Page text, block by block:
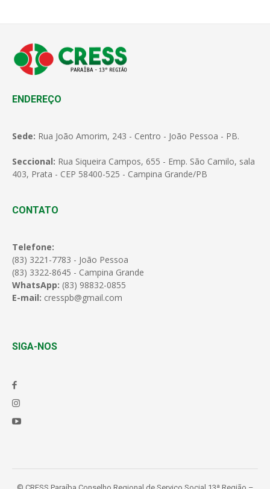
ENDEREÇO
Sede: Rua João Amorim, 243 - Centro - João Pessoa - PB.
Seccional: Rua Siqueira Campos, 655 - Emp. São Camilo, sala
403, Prata - CEP 58400-525 - Campina Grande/PB
CONTATO
Telefone:
(83) 3221-7783 - João Pessoa
(83) 3322-8645 - Campina Grande
WhatsApp: (83) 98832-0855
E-mail: cresspb@gmail.com
SIGA-NOS